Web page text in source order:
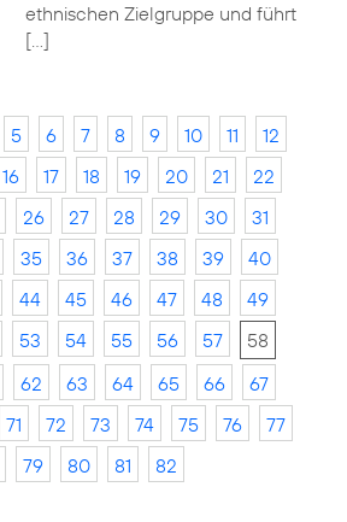
ethnischen Zielgruppe und führt
[…]
5 6 7 8 9 10 11
12
16 17 18 19 20 21
22
26 27 28 29 30
31
35 36 37 38 39
40
44 45 46 47 48
49
53 54 55 56 57
58
62 63 64 65 66
67
71 72 73 74 75 76
77
79 80 81 82